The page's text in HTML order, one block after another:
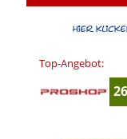
Top-Angebot: